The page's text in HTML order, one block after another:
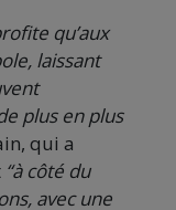
qu’aux
laissant
plus en plus
qui a
“à côté du
avec une